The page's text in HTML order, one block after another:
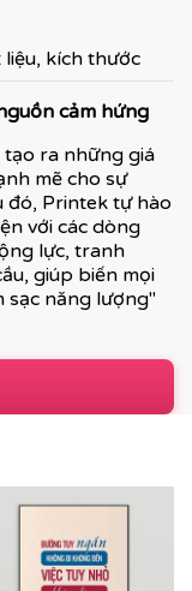
liệu, kích thước
cảm hứng
tạo ra những giá
mẽ cho sự
đó, Printek tự hào
với các dòng
lực, tranh
giúp biến mọi
năng lượng"